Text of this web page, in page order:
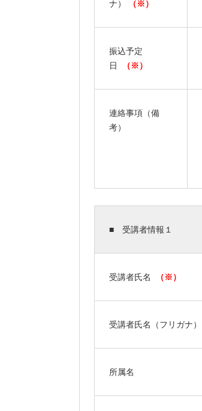
ナ）
（※）
振込予定
日
（※）
連絡事項（備
考）
■ 受講者情報１
受講者氏名 （※）
受講者氏名（フリガナ）
所属名